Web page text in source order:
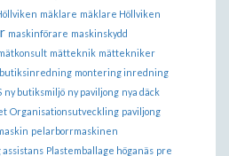
mäklare mäklare Höllviken
maskinförare maskinskydd
mätteknik mättekniker
montering inredning
ny butiksmiljö ny paviljong nya däck
Organisationsutveckling paviljong
pelarborrmaskinen
assistans Plastemballage höganäs pre